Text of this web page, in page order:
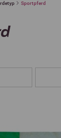
Sportpferd